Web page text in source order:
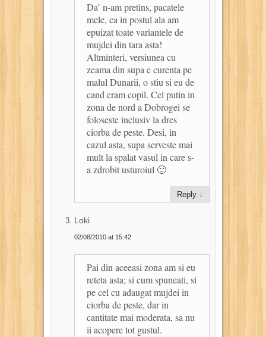
Da’ n-am pretins, pacatele
mele, ca in postul ala am
epuizat toate variantele de
mujdei din tara asta!
Altminteri, versiunea cu
zeama din supa e curenta pe
malul Dunarii, o stiu si eu de
cand eram copil. Cel putin in
zona de nord a Dobrogei se
foloseste inclusiv la dres
ciorba de peste. Desi, in
cazul asta, supa serveste mai
mult la spalat vasul in care s-
a zdrobit usturoiul 🙂
Reply ↓
Loki
02/08/2010 at 15:42
Pai din aceeasi zona am si eu
reteta asta; si cum spuneati, si
pe cel cu adaugat mujdei in
ciorba de peste, dar in
cantitate mai moderata, sa nu
ii acopere tot gustul.